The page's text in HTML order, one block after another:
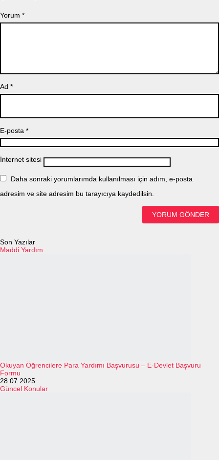
Yorum *
Ad *
E-posta *
İnternet sitesi
Daha sonraki yorumlarımda kullanılması için adım, e-posta
adresim ve site adresim bu tarayıcıya kaydedilsin.
Son Yazılar
Maddi Yardım
Okuyan Öğrencilere Para Yardımı Başvurusu – E-Devlet Başvuru
Formu
28.07.2025
Güncel Konular